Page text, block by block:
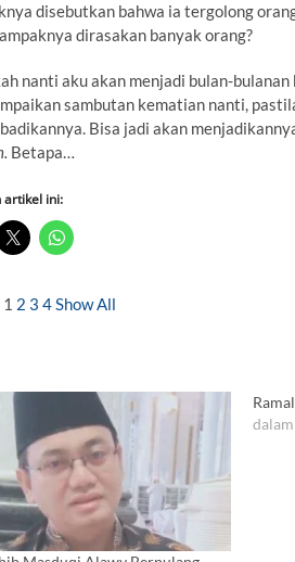
disebutkan bahwa ia tergolong
dirasakan banyak orang?
nanti aku akan menjadi bulan-
sambutan kematian nanti,
Bisa jadi akan
Betapa…
artikel ini:
1 2 3 4Show All